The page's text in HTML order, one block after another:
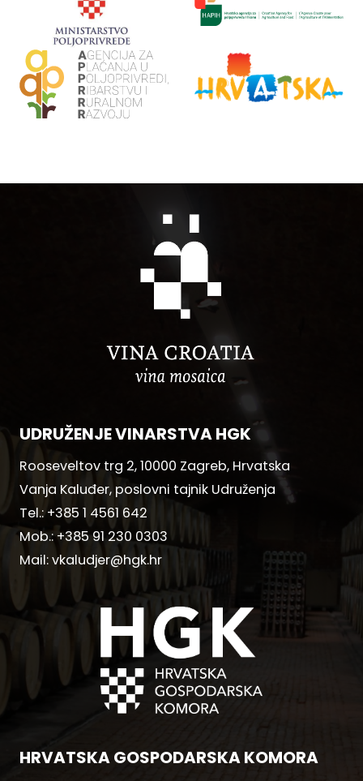
UDRUŽENJE VINARSTVA HGK
Rooseveltov trg 2, 10000 Zagreb, Hrvatska
Vanja Kaluđer, poslovni tajnik Udruženja
Tel.:+385 1 4561 642
Mob.: +385 91 230 0303
Mail:vkaludjer@hgk.hr
HRVATSKA GOSPODARSKA KOMORA